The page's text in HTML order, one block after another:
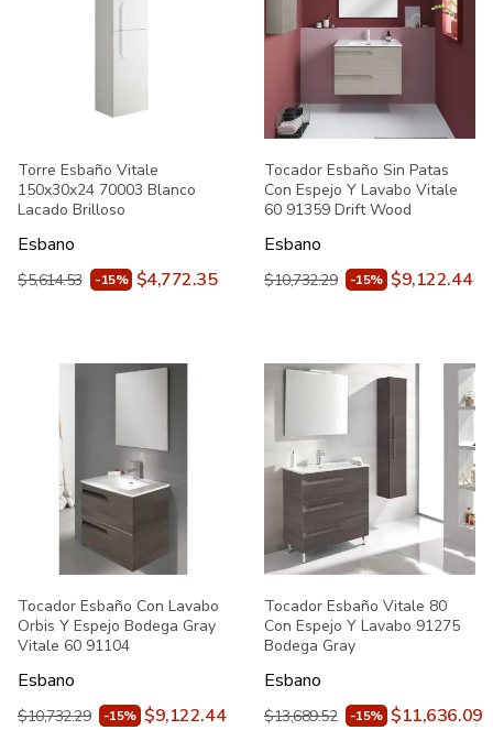
Torre Esbaño Vitale
150x30x24 70003 Blanco
Lacado Brilloso
Esbano
$5,614.53 -15% $4,772.35
Tocador Esbaño Sin Patas
Con Espejo Y Lavabo Vitale
60 91359 Drift Wood
Esbano
$10,732.29 -15% $9,122.44
Tocador Esbaño Con Lavabo
Orbis Y Espejo Bodega Gray
Vitale 60 91104
Esbano
$10,732.29 -15% $9,122.44
Tocador Esbaño Vitale 80
Con Espejo Y Lavabo 91275
Bodega Gray
Esbano
$13,689.52 -15% $11,636.09